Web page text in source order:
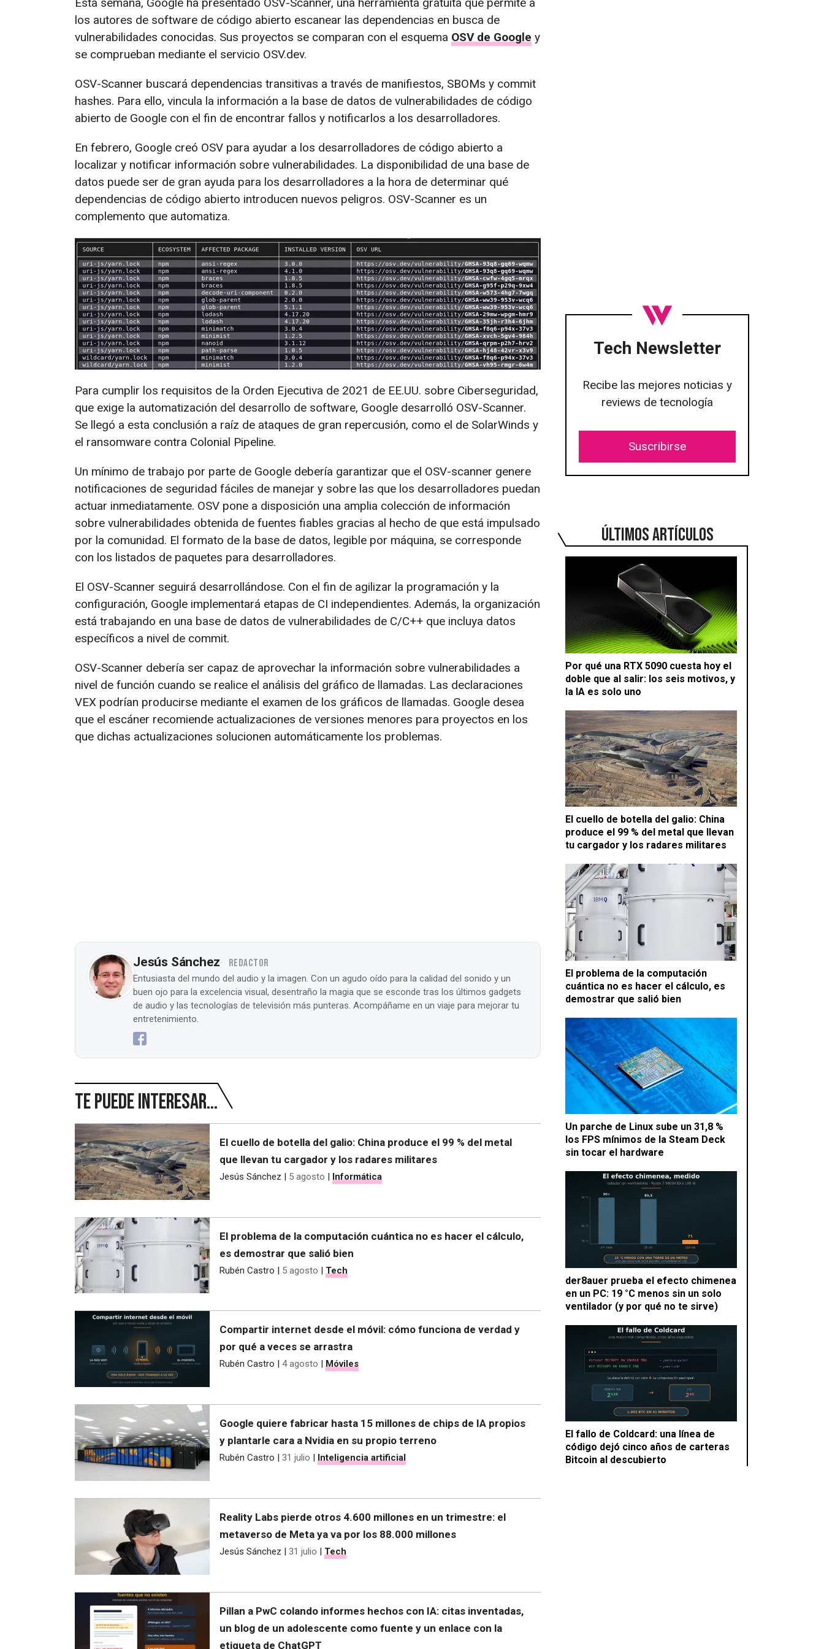
Tech Newsletter
Recibe las mejores noticias y
reviews de tecnología
Suscribirse
ÚLTIMOS ARTÍCULOS
Por qué una RTX 5090 cuesta hoy el
doble que al salir: los seis motivos, y
la IA es solo uno
El cuello de botella del galio: China
produce el 99 % del metal que llevan
tu cargador y los radares militares
El problema de la computación
cuántica no es hacer el cálculo, es
demostrar que salió bien
Un parche de Linux sube un 31,8 %
los FPS mínimos de la Steam Deck
sin tocar el hardware
der8auer prueba el efecto chimenea
en un PC: 19 °C menos sin un solo
ventilador (y por qué no te sirve)
El fallo de Coldcard: una línea de
código dejó cinco años de carteras
Bitcoin al descubierto
los autores de software de código abierto escanear las dependencias en busca de
vulnerabilidades conocidas. Sus proyectos se comparan con el esquema OSV de Google y
se comprueban mediante el servicio OSV.dev.
OSV-Scanner buscará dependencias transitivas a través de manifiestos, SBOMs y commit
hashes. Para ello, vincula la información a la base de datos de vulnerabilidades de código
abierto de Google con el fin de encontrar fallos y notificarlos a los desarrolladores.
En febrero, Google creó OSV para ayudar a los desarrolladores de código abierto a
localizar y notificar información sobre vulnerabilidades. La disponibilidad de una base de
datos puede ser de gran ayuda para los desarrolladores a la hora de determinar qué
dependencias de código abierto introducen nuevos peligros. OSV-Scanner es un
complemento que automatiza.
Para cumplir los requisitos de la Orden Ejecutiva de 2021 de EE.UU. sobre Ciberseguridad,
que exige la automatización del desarrollo de software, Google desarrolló OSV-Scanner.
Se llegó a esta conclusión a raíz de ataques de gran repercusión, como el de SolarWinds y
el ransomware contra Colonial Pipeline.
Un mínimo de trabajo por parte de Google debería garantizar que el OSV-scanner genere
notificaciones de seguridad fáciles de manejar y sobre las que los desarrolladores puedan
actuar inmediatamente. OSV pone a disposición una amplia colección de información
sobre vulnerabilidades obtenida de fuentes fiables gracias al hecho de que está impulsado
por la comunidad. El formato de la base de datos, legible por máquina, se corresponde
con los listados de paquetes para desarrolladores.
El OSV-Scanner seguirá desarrollándose. Con el fin de agilizar la programación y la
configuración, Google implementará etapas de CI independientes. Además, la organización
está trabajando en una base de datos de vulnerabilidades de C/C++ que incluya datos
específicos a nivel de commit.
OSV-Scanner debería ser capaz de aprovechar la información sobre vulnerabilidades a
nivel de función cuando se realice el análisis del gráfico de llamadas. Las declaraciones
VEX podrían producirse mediante el examen de los gráficos de llamadas. Google desea
que el escáner recomiende actualizaciones de versiones menores para proyectos en los
que dichas actualizaciones solucionen automáticamente los problemas.
Jesús Sánchez REDACTOR
Entusiasta del mundo del audio y la imagen. Con un agudo oído para la calidad del sonido y un
buen ojo para la excelencia visual, desentraño la magia que se esconde tras los últimos gadgets
de audio y las tecnologías de televisión más punteras. Acompáñame en un viaje para mejorar tu
entretenimiento.
Te puede interesar...
El cuello de botella del galio: China produce el 99 % del metal
que llevan tu cargador y los radares militares
Jesús Sánchez | 5 agosto | Informática
El problema de la computación cuántica no es hacer el cálculo,
es demostrar que salió bien
Rubén Castro | 5 agosto | Tech
Compartir internet desde el móvil: cómo funciona de verdad y
por qué a veces se arrastra
Rubén Castro 4 agosto Móviles
Google quiere fabricar hasta 15 millones de chips de IA propios
y plantarle cara a Nvidia en su propio terreno
Rubén Castro | 31 julio | Inteligencia artificial
Reality Labs pierde otros 4.600 millones en un trimestre: el
metaverso de Meta ya va por los 88.000 millones
Jesús Sánchez | 31 julio | Tech
Pillan a PwC colando informes hechos con IA: citas inventadas,
un blog de un adolescente como fuente y un enlace con la
etiqueta de ChatGPT